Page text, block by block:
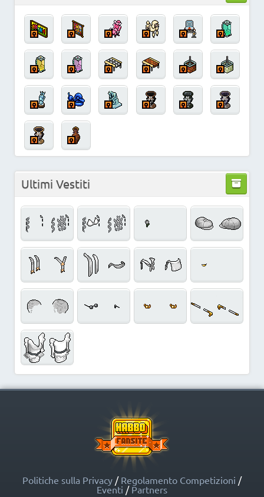
Ultimi Vestiti
Politiche sulla Privacy / Regolamento Competizioni /
Eventi / Partners